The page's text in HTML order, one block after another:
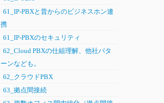
61_IP-PBXと昔からのビジネスホン連
携
61_IP-PBXのセキュリティ
62_Cloud PBXの仕組理解、他社パタ
ーンなども。
62_クラウドPBX
63_拠点間接続